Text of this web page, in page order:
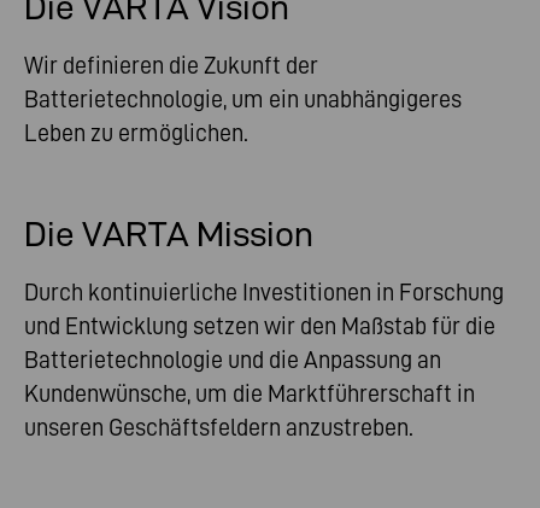
Wir definieren die Zukunft der
Batterietechnologie, um ein unabhängigeres
Leben zu ermöglichen.
Die VARTA Mission
Durch kontinuierliche Investitionen in Forschung
und Entwicklung setzen wir den Maßstab für die
Batterietechnologie und die Anpassung an
Kundenwünsche, um die Marktführerschaft in
unseren Geschäftsfeldern anzustreben.